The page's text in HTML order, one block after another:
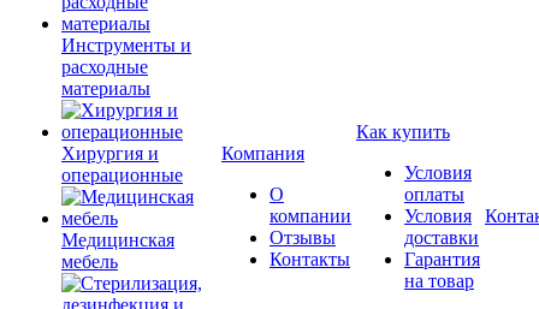
Инструменты и
расходные
материалы
Хирургия и
операционные
Медицинская
мебель
Компания
О
компании
Отзывы
Контакты
Как купить
Условия
оплаты
Условия
доставки
Гарантия
на товар